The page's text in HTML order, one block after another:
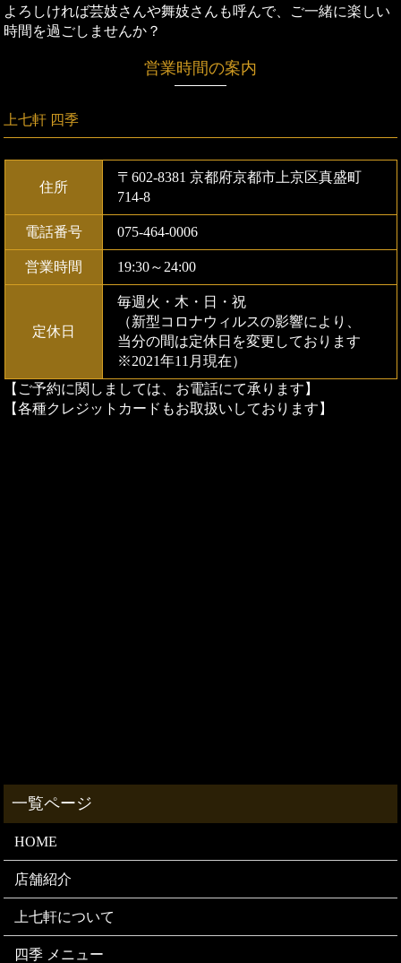
よろしければ芸妓さんや舞妓さんも呼んで、ご一緒に楽しい
時間を過ごしませんか？
営業時間の案内
上七軒 四季
住所
〒602-8381 京都府京都市上京区真盛町
714-8
電話番号 075-464-0006
営業時間 19:30～24:00
定休日
毎週火・木・日・祝
（新型コロナウィルスの影響により、
当分の間は定休日を変更しております
※2021年11月現在）
【ご予約に関しましては、お電話にて承ります】
【各種クレジットカードもお取扱いしております】
HOME
店舗紹介
上七軒について
四季 メニュー